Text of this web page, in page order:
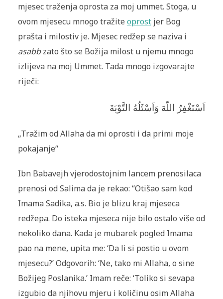
mjesec traženja oprosta za moj ummet. Stoga, u
ovom mjesecu mnogo tražite oprostjer Bog
prašta i milostiv je. Mjesec redžep se naziva i
asabbzato što se Božija milost u njemu mnogo
izlijeva na moj Ummet. Tada mnogo izgovarajte
riječi:
اَسْتَغْفِرُ اللّهَ وَاَسْئَلُهُ التَّوْبَةَ
„Tražim od Allaha da mi oprosti i da primi moje
pokajanje“
Ibn Babavejh vjerodostojnim lancem prenosilaca
prenosi od Salima da je rekao: “Otišao sam kod
Imama Sadika, a.s. Bio je blizu kraj mjeseca
redžepa. Do isteka mjeseca nije bilo ostalo više od
nekoliko dana. Kada je mubarek pogled Imama
pao na mene, upita me: ‘Da li si postio u ovom
mjesecu?’ Odgovorih: ‘Ne, tako mi Allaha, o sine
Božijeg Poslanika.’ Imam reče: ‘Toliko si sevapa
izgubio da njihovu mjeru i količinu osim Allaha